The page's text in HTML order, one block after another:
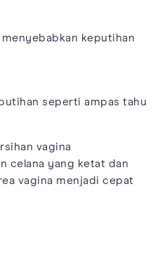
keputihan
seperti ampas tahu
vagina
celana yang ketat dan
vagina menjadi cepat